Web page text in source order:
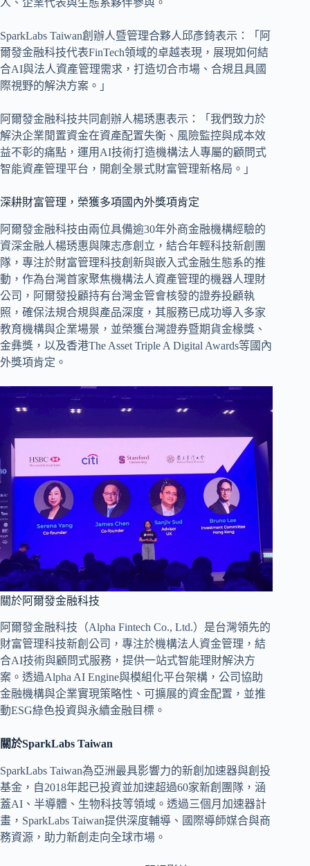
人、企業代表與生態系夥伴參與。
SparkLabs Taiwan創辦人暨管理合夥人邱彥錡表示：「阿
爾發金融科技代表FinTech領域的卓越表現，展現如何結
合AI與法人資產管理需求，打造切合市場、合規且具國
際視野的解決方案。」
阿爾發金融科技共同創辦人楊琇惠表示：「我們致力於
解決企業閒置資金在資產配置失衡、風險監控與成本效
益不彰的痛點，運用AI技術打造機構法人專屬的顧問式
智能資產管理平台，開創全景式財富管理新格局。」
深耕財富管理，榮獲多項國內外獎項肯定
阿爾發金融科技由兩位具備逾30年外商金融機構經驗的
資深金融人楊琇惠與陳志彥創立，結合年輕科技新創團
隊，專注於財富管理科技創新與嵌入式金融生態系的推
動，作為台灣首家聚焦機構法人資產管理的機器人理財
公司，阿爾發投顧持有台灣金管會核發的證券投顧執
照，確保法規合規與產品深度，其服務已成功導入多家
教育機構與企業場景，並榮獲台灣證券暨期貨金椽獎、
金彝獎，以及香港The Asset Triple A Digital Awards等國內
外獎項肯定。
關於阿爾發金融科技
阿爾發金融科技（Alpha Fintech Co., Ltd.）是台灣領先的
財富管理科技新創公司，專注於機構法人資金管理，結
合AI技術與顧問式服務，提供一站式智能理財解決方
案。透過Alpha AI Engine與模組化平台架構，公司協助
金融機構與企業實現策略性、可擴展的資金配置，並推
動ESG綠色投資與永續金融目標。
關於SparkLabs Taiwan
SparkLabs Taiwan為亞洲最具影響力的新創加速器與創投
基金，自2018年起已投資並加速超過60家新創團隊，涵
蓋AI、半導體、生物科技等領域。透過三個月加速器計
畫，SparkLabs Taiwan提供深度輔導、國際導師媒合與商
務資源，助力新創走向全球市場。